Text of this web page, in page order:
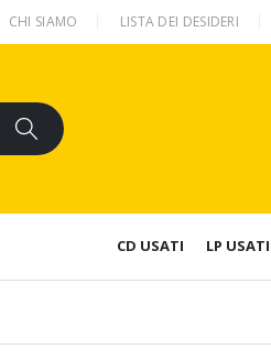
CHI SIAMO LISTA DEI DESIDERI
CD USATI LP USATI